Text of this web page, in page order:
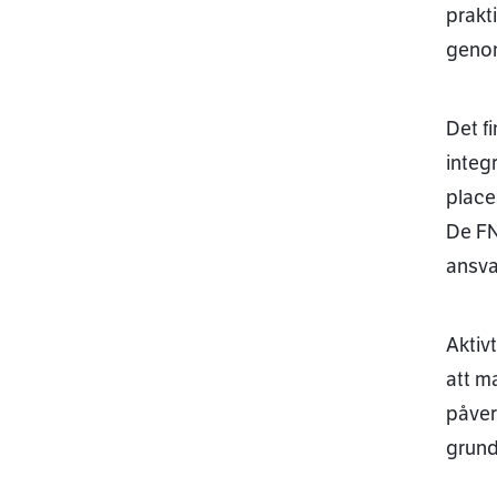
Det
De
att